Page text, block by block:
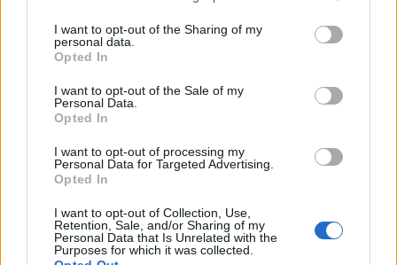
I want to opt-out of the Sharing of my
personal data.
Opted In
I want to opt-out of the Sale of my
Personal Data.
Opted In
I want to opt-out of processing my
Personal Data for Targeted Advertising.
Opted In
I want to opt-out of Collection, Use,
Retention, Sale, and/or Sharing of my
Personal Data that Is Unrelated with the
Purposes for which it was collected.
Sécurité Automobile
téléphone et ceinture en conduisant
Auto Pour Vous